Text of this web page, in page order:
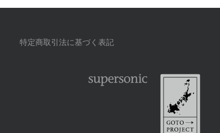
特定商取引法に基づく表記